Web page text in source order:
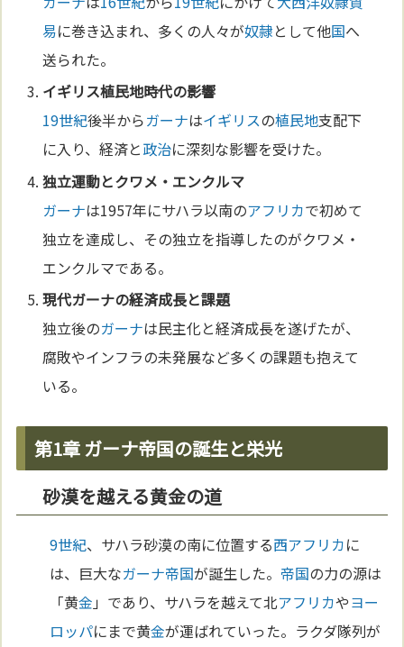
易に巻き込まれ、多くの人々が奴隷として他国へ
送られた。
イギリス植民地時代の影響
19世紀後半からガーナはイギリスの植民地支配下
に入り、経済と政治に深刻な影響を受けた。
独立運動とクワメ・エンクルマ
ガーナは1957年にサハラ以南のアフリカで初めて
独立を達成し、その独立を指導したのがクワメ・
エンクルマである。
現代ガーナの経済成長と課題
独立後のガーナは民主化と経済成長を遂げたが、
腐敗やインフラの未発展など多くの課題も抱えて
いる。
第1章 ガーナ帝国の誕生と栄光
砂漠を越える黄金の道
9世紀、サハラ砂漠の南に位置する西アフリカに
は、巨大なガーナ帝国が誕生した。 帝国の力の源は
「黄金 」であり、サハラを越えて北アフリカやヨー
ロッパにまで黄金が運ばれていった。ラクダ隊列が